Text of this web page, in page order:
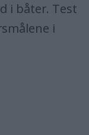
i båter. Test
i